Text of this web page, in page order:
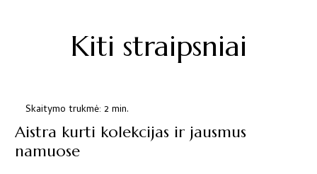
Kiti straipsniai
Skaitymo trukmė: 2 min.
Aistra kurti kolekcijas ir jausmus
namuose